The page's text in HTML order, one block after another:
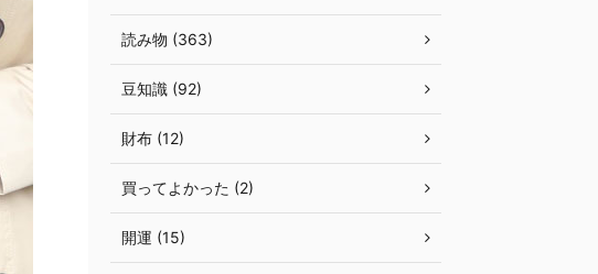
読み物 (363)
豆知識 (92)
財布 (12)
買ってよかった (2)
開運 (15)